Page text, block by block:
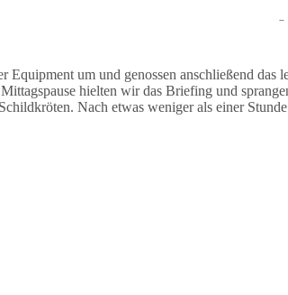
stationär und sahen während des
um und genossen anschließend das
hielten wir das Briefing und
Nach etwas weniger als einer